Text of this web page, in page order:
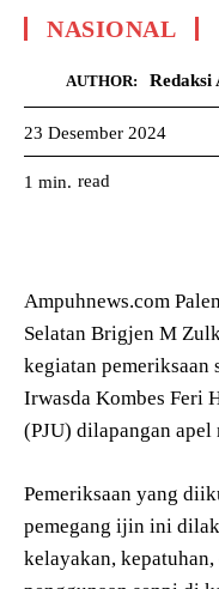
NASIONAL
AUTHOR: Redaksi
23 Desember 2024
1 min. read
Ampuhnews.com
Selatan Brigjen M
kegiatan pemeriksaan
Irwasda Kombes Feri
(PJU) dilapangan
Pemeriksaan yang
pemegang ijin ini
kelayakan,